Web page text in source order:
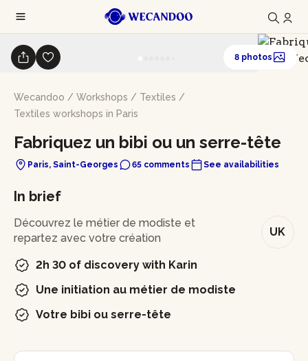
Wecandoo / Workshops / Textiles /
Textiles workshops in Paris
Fabriquez un bibi ou un serre-tête
Paris, Saint-Georges 65 comments See availabilities
8 photos
In brief
UK
Découvrez le métier de modiste et
repartez avec votre création
2h 30 of discovery with Karin
Une initiation au métier de modiste
Votre bibi ou serre-tête